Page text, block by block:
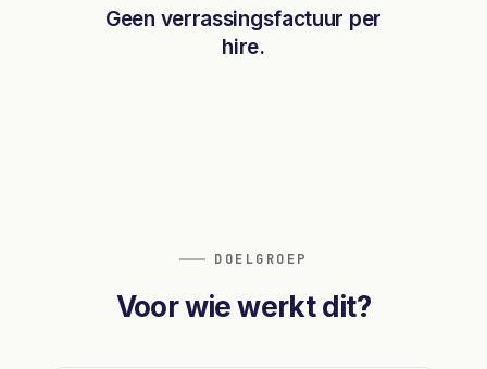
Geen verrassingsfactuur per
hire.
DOELGROEP
Voor wie werkt dit?